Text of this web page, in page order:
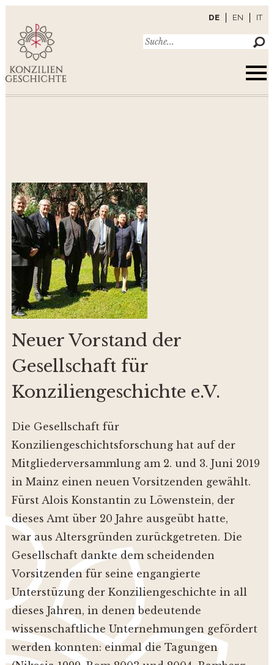
DE EN IT
Neuer Vorstand der
Gesellschaft für
Konziliengeschichte e.V.
Die Gesellschaft für
Konziliengeschichtsforschung hat auf der
Mitgliederversammlung am 2. und 3. Juni 2019
in Mainz einen neuen Vorsitzenden gewählt.
Fürst Alois Konstantin zu Löwenstein, der
dieses Amt über 20 Jahre ausgeübt hatte,
war aus Altersgründen zurückgetreten. Die
Gesellschaft dankte dem scheidenden
Vorsitzenden für seine engangierte
Unterstüzung der Konziliengeschichte in all
dieses Jahren, in denen bedeutende
wissenschaftliche Unternehmungen gefördert
werden konnten: einmal die Tagungen